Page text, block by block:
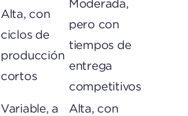
Alta, con
ciclos de
producción
cortos
Moderada,
pero con
tiempos de
entrega
competitivos
Variable, a
Alta, con